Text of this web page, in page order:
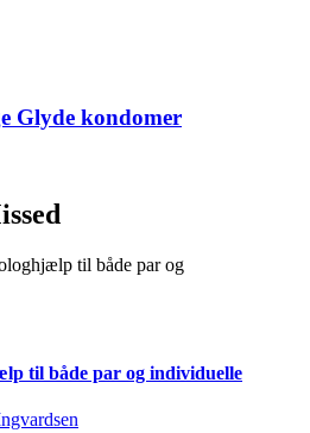
Glyde kondomer
til både par og individuelle